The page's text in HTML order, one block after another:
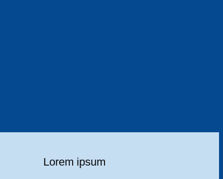
Lorem ipsum